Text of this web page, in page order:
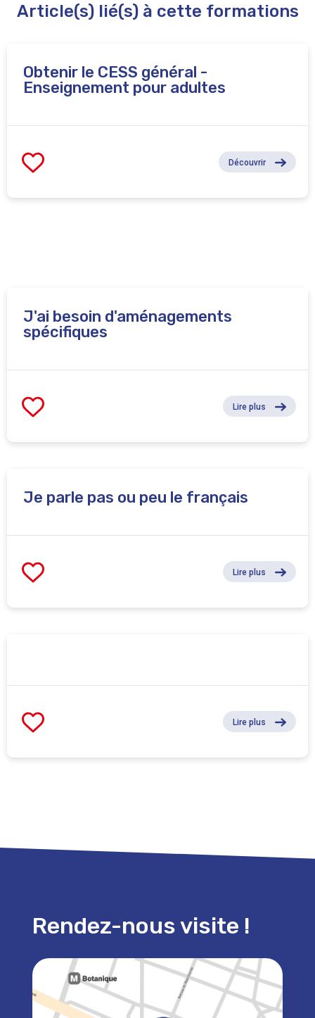
Article(s) lié(s) à cette formations
Obtenir le CESS général -
Enseignement pour adultes
Découvrir
J'ai besoin d'aménagements
spécifiques
Lire plus
Je parle pas ou peu le français
Lire plus
Lire plus
Rendez-nous visite !